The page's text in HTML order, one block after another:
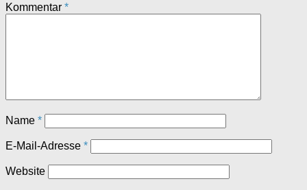
Kommentar *
Name *
E-Mail-Adresse *
Website